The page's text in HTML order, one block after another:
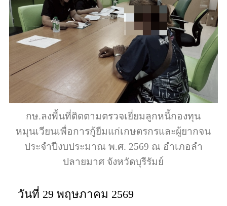
กษ.ลงพื้นที่ติดตามตรวจเยี่ยมลูกหนี้กองทุน
หมุนเวียนเพื่อการกู้ยืมแก่เกษตรกรและผู้ยากจน
ประจำปีงบประมาณ พ.ศ. 2569 ณ อำเภอลำ
ปลายมาศ จังหวัดบุรีรัมย์
วันที่ 29 พฤษภาคม 2569